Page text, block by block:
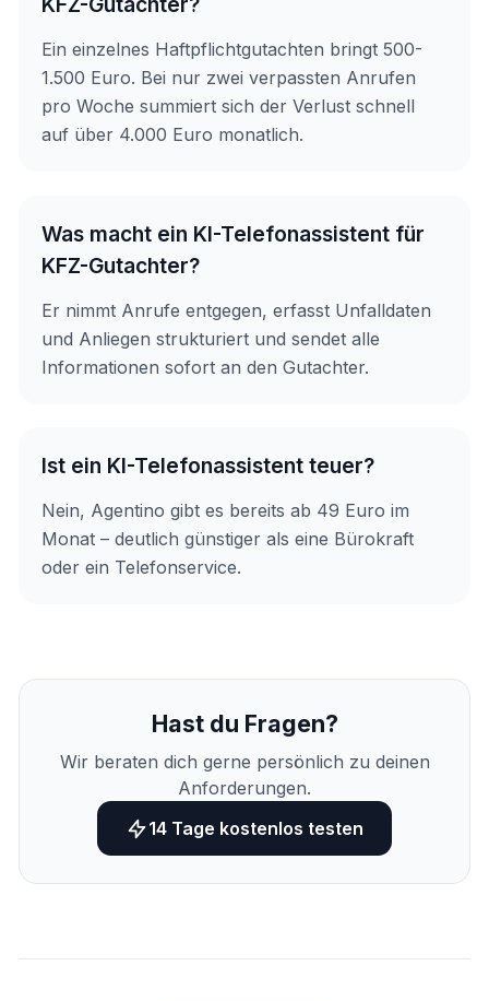
Ein einzelnes Haftpflichtgutachten bringt 500-
1.500 Euro. Bei nur zwei verpassten Anrufen
pro Woche summiert sich der Verlust schnell
auf über 4.000 Euro monatlich.
Was macht ein KI-Telefonassistent für
KFZ-Gutachter?
Er nimmt Anrufe entgegen, erfasst Unfalldaten
und Anliegen strukturiert und sendet alle
Informationen sofort an den Gutachter.
Ist ein KI-Telefonassistent teuer?
Nein, Agentino gibt es bereits ab 49 Euro im
Monat – deutlich günstiger als eine Bürokraft
oder ein Telefonservice.
Hast du Fragen?
Wir beraten dich gerne persönlich zu deinen
Anforderungen.
14 Tage kostenlos testen